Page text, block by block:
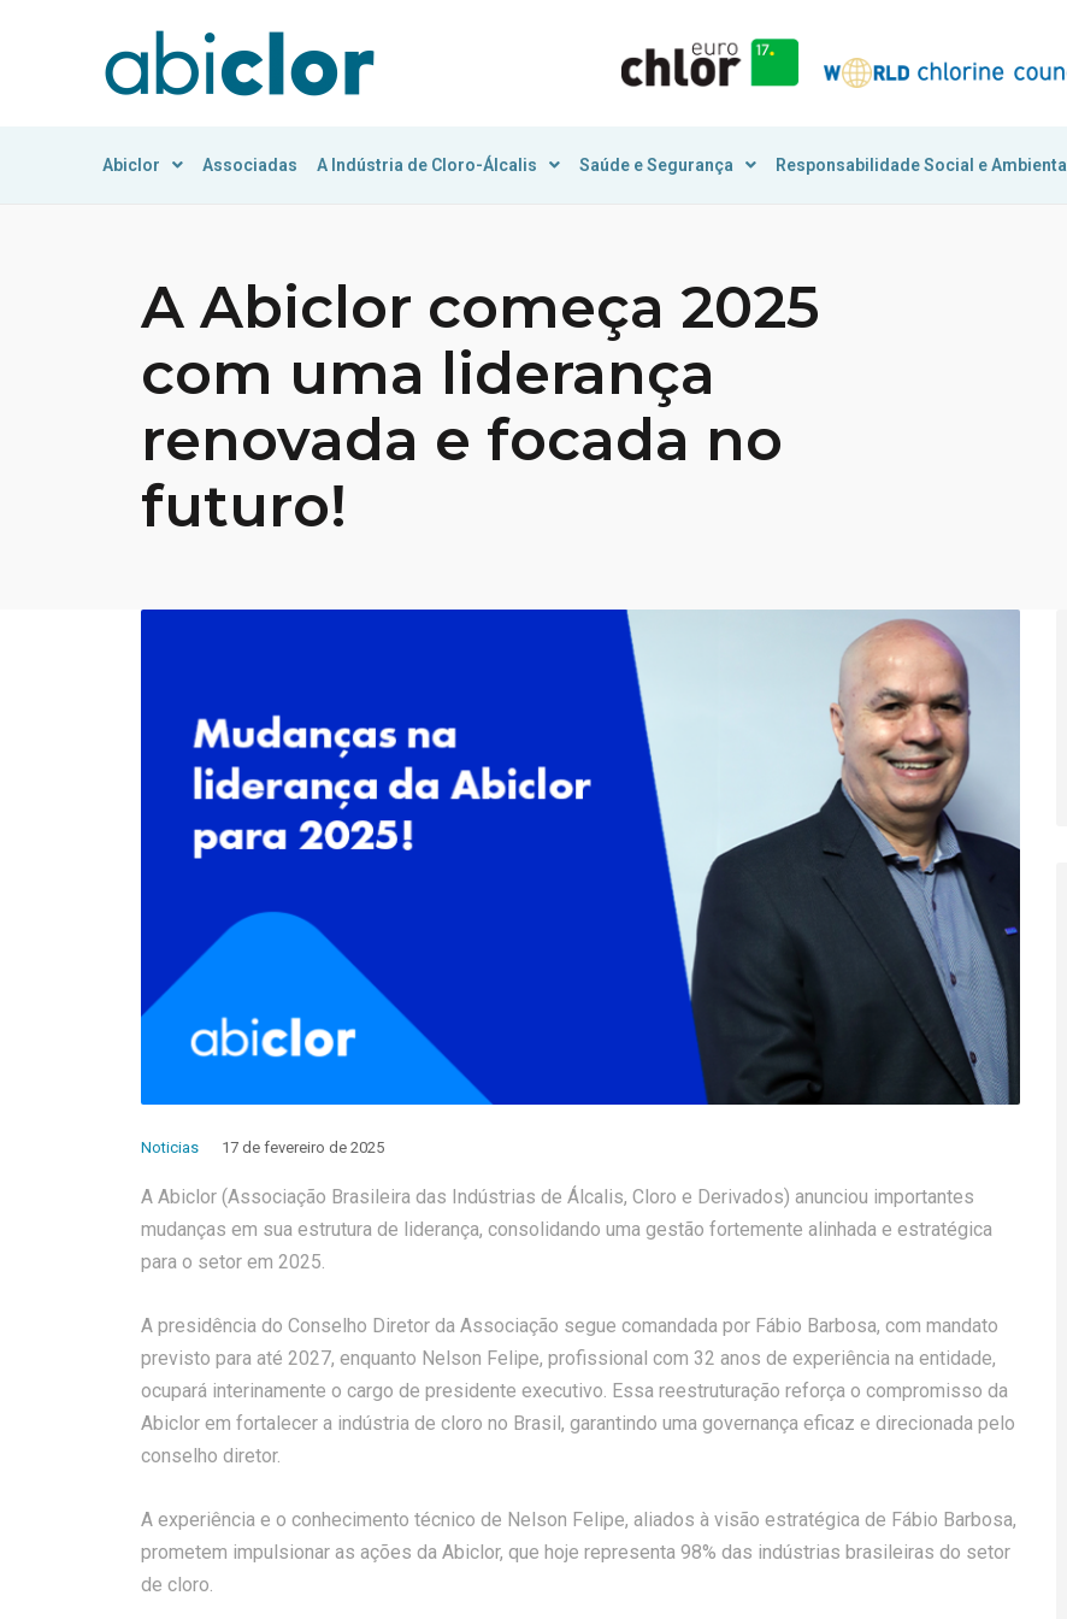
Abiclor Associadas A Indústria de Cloro-Álcalis Saúde e Segurança Responsabilidade Social e Ambiental
A Abiclor começa 2025
com uma liderança
renovada e focada no
futuro!
Noticias 17 de fevereiro de 2025
A Abiclor (Associação Brasileira das Indústrias de Álcalis, Cloro e Derivados) anunciou importantes
mudanças em sua estrutura de liderança, consolidando uma gestão fortemente alinhada e estratégica
para o setor em 2025.
A presidência do Conselho Diretor da Associação segue comandada por Fábio Barbosa, com mandato
previsto para até 2027, enquanto Nelson Felipe, profissional com 32 anos de experiência na entidade,
ocupará interinamente o cargo de presidente executivo. Essa reestruturação reforça o compromisso da
Abiclor em fortalecer a indústria de cloro no Brasil, garantindo uma governança eficaz e direcionada pelo
conselho diretor.
A experiência e o conhecimento técnico de Nelson Felipe, aliados à visão estratégica de Fábio Barbosa,
prometem impulsionar as ações da Abiclor, que hoje representa 98% das indústrias brasileiras do setor
de cloro.